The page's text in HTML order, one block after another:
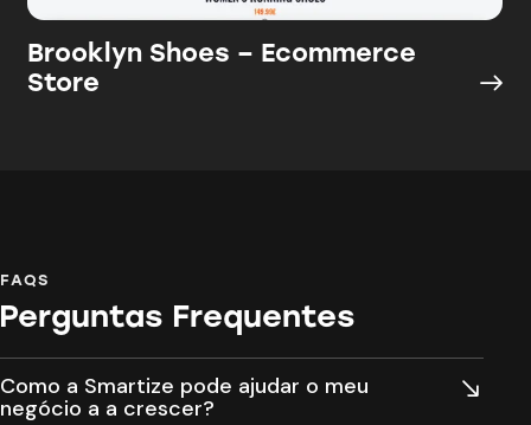
Brooklyn Shoes – Ecommerce
Store
FAQS
Perguntas Frequentes
Como a Smartize pode ajudar o meu
negócio a a crescer?